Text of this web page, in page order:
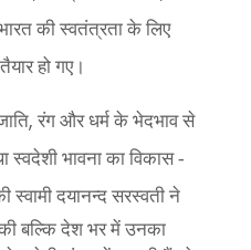
की स्वतंत्रता के लिए
हो गए।
, रंग और धर्म के भेदभाव से
भावना का विकास -
स्वामी दयानन्द सरस्वती ने
की बल्कि देश भर में उनका